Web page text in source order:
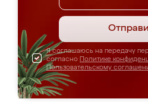
Я соглашаюсь на передачу
согласно Политике
Пользовательскому